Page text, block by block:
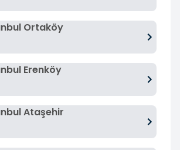
Ortaköy
Erenköy
Ataşehir